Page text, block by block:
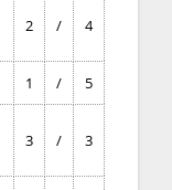
2 / 4
1 / 5
3 / 3